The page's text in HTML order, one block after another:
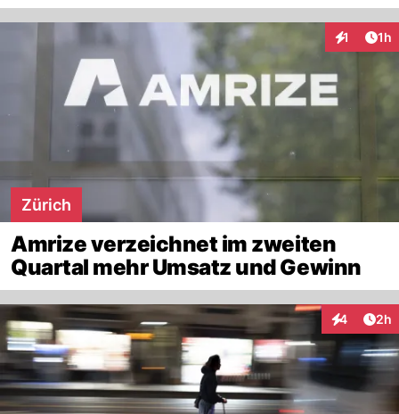
1 1h
Zürich
Amrize verzeichnet im zweiten
Quartal mehr Umsatz und Gewinn
4 2h